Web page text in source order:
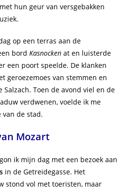
hun geur van versgebakken
op een terras aan de
bordKasnocken at en luisterde
een poort speelde. De klanken
geroezemoes van stemmen en
Toen de avond viel en de
verdwenen, voelde ik me
de stad.
Mozart
ik mijn dag met een bezoek aan
in de Getreidegasse. Het
stond vol met toeristen, maar